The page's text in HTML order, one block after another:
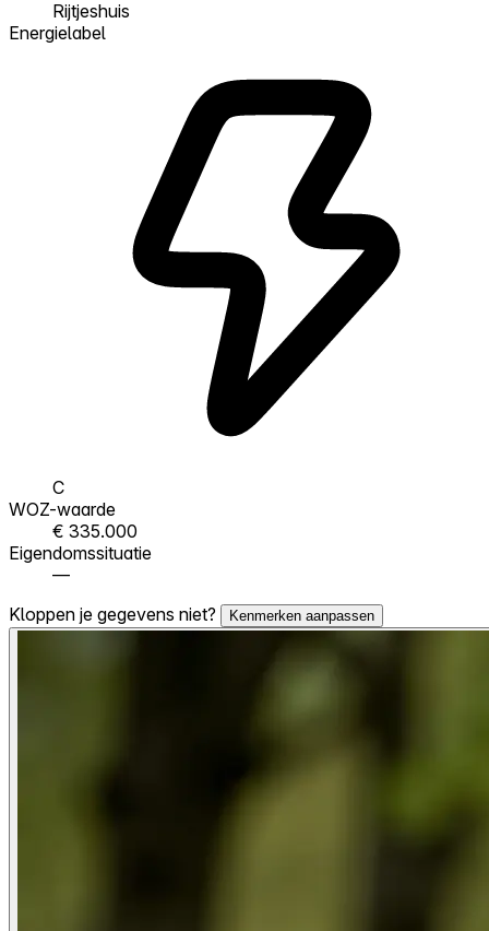
Rijtjeshuis
Energielabel
C
WOZ-waarde
€ 335.000
Eigendomssituatie
—
Kloppen je gegevens niet?
Kenmerken aanpassen